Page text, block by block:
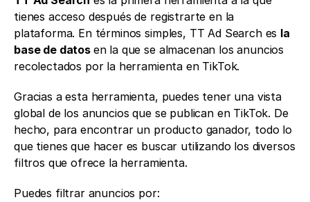
tienes acceso después de registrarte en la
plataforma. En términos simples, TT Ad Search es la
base de datos en la que se almacenan los anuncios
recolectados por la herramienta en TikTok.
Gracias a esta herramienta, puedes tener una vista
global de los anuncios que se publican en TikTok. De
hecho, para encontrar un producto ganador, todo lo
que tienes que hacer es buscar utilizando los diversos
filtros que ofrece la herramienta.
Puedes filtrar anuncios por: